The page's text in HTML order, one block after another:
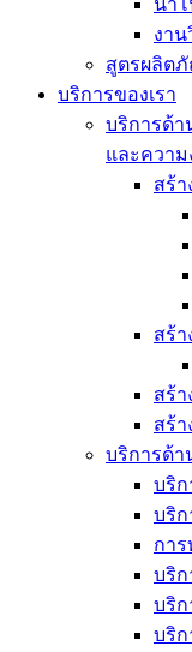
นา
งา
สูตรผลิต
บริการของเรา
บริการด้
และความ
สร้
สร้
สร้
สร้
บริการด้
บริ
บริ
กา
บริ
บริ
บริ